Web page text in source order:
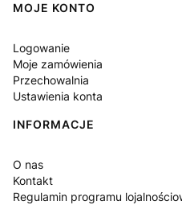
MOJE KONTO
Logowanie
Moje zamówienia
Przechowalnia
Ustawienia konta
INFORMACJE
O nas
Kontakt
Regulamin programu